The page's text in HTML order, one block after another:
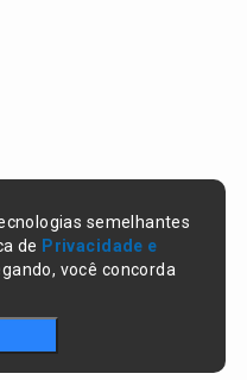
semelhantes
de Privacidade e
você concorda